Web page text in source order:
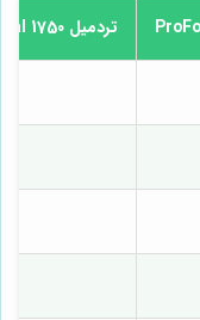
تردمیل NordicTrack Commercial 1750